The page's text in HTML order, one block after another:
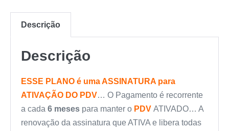
Descrição
Descrição
ESSE PLANO é uma ASSINATURA para
ATIVAÇÃO DO PDV… O Pagamento é recorrente
a cada 6 meses para manter o PDV ATIVADO… A
renovação da assinatura que ATIVA e libera todas